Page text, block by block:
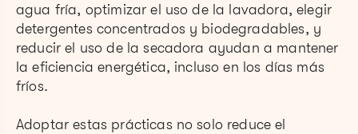
agua fría, optimizar el uso de la lavadora, elegir
detergentes concentrados y biodegradables, y
reducir el uso de la secadora ayudan a mantener
la eficiencia energética, incluso en los días más
fríos.
Adoptar estas prácticas no solo reduce el